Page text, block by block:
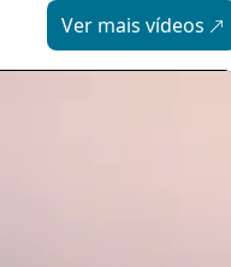
Ver mais vídeos